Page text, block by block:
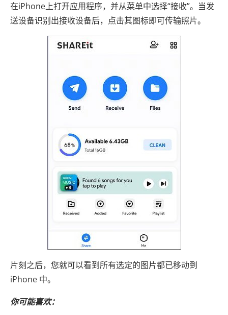
在iPhone上打开应用程序，并从菜单中选择“接收”。当发
送设备识别出接收设备后，点击其图标即可传输照片。
片刻之后，您就可以看到所有选定的图片都已移动到
iPhone 中。
你可能喜欢：